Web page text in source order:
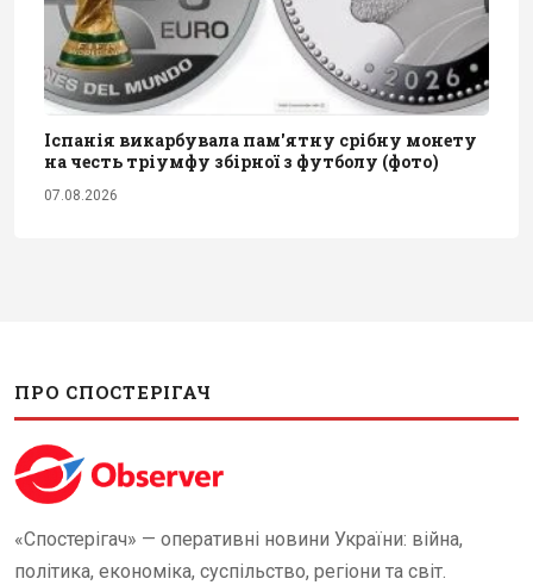
Іспанія викарбувала пам'ятну срібну монету
на честь тріумфу збірної з футболу (фото)
07.08.2026
ПРО СПОСТЕРІГАЧ
«Спостерігач» — оперативні новини України: війна,
політика, економіка, суспільство, регіони та світ.